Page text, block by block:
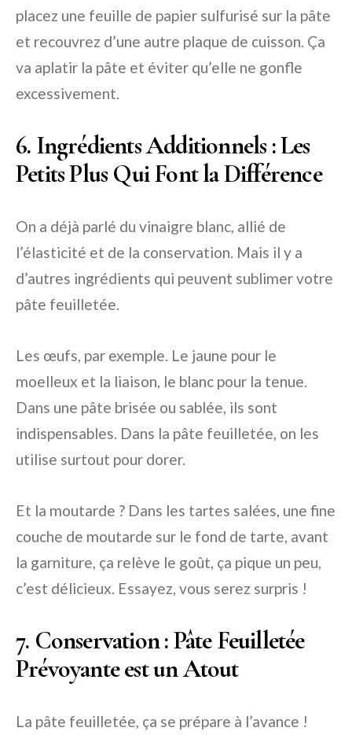
placez une feuille de papier sulfurisé sur la pâte
et recouvrez d’une autre plaque de cuisson. Ça
va aplatir la pâte et éviter qu’elle ne gonfle
excessivement.
6. Ingrédients Additionnels : Les
Petits Plus Qui Font la Différence
On a déjà parlé du vinaigre blanc, allié de
l’élasticité et de la conservation. Mais il y a
d’autres ingrédients qui peuvent sublimer votre
pâte feuilletée.
Les œufs, par exemple. Le jaune pour le
moelleux et la liaison, le blanc pour la tenue.
Dans une pâte brisée ou sablée, ils sont
indispensables. Dans la pâte feuilletée, on les
utilise surtout pour dorer.
Et la moutarde ? Dans les tartes salées, une fine
couche de moutarde sur le fond de tarte, avant
la garniture, ça relève le goût, ça pique un peu,
c’est délicieux. Essayez, vous serez surpris !
7. Conservation : Pâte Feuilletée
Prévoyante est un Atout
La pâte feuilletée, ça se prépare à l’avance !